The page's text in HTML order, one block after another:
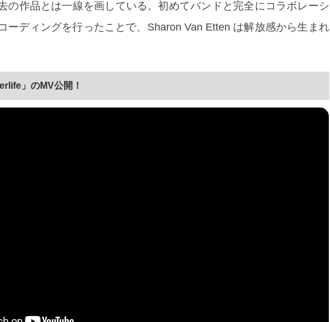
の作品とは一線を画している。初めてバンドと完全にコラボレーシ
ーディングを行ったことで、Sharon Van Etten は解放感から生まれ
」のMV公開！